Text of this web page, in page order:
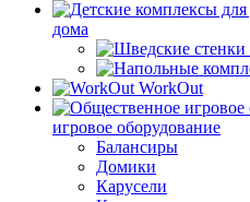
дома
WorkOut
игровое оборудование
Балансиры
Домики
Карусели